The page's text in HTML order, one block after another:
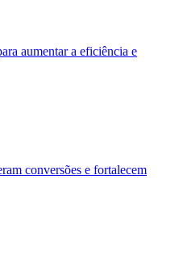
aumentar a eficiência e
conversões e fortalecem